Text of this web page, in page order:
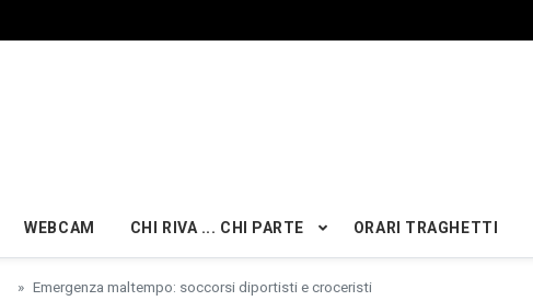
WEBCAM CHI RIVA ... CHI PARTE ORARI TRAGHETTI
Emergenza maltempo: soccorsi diportisti e croceristi